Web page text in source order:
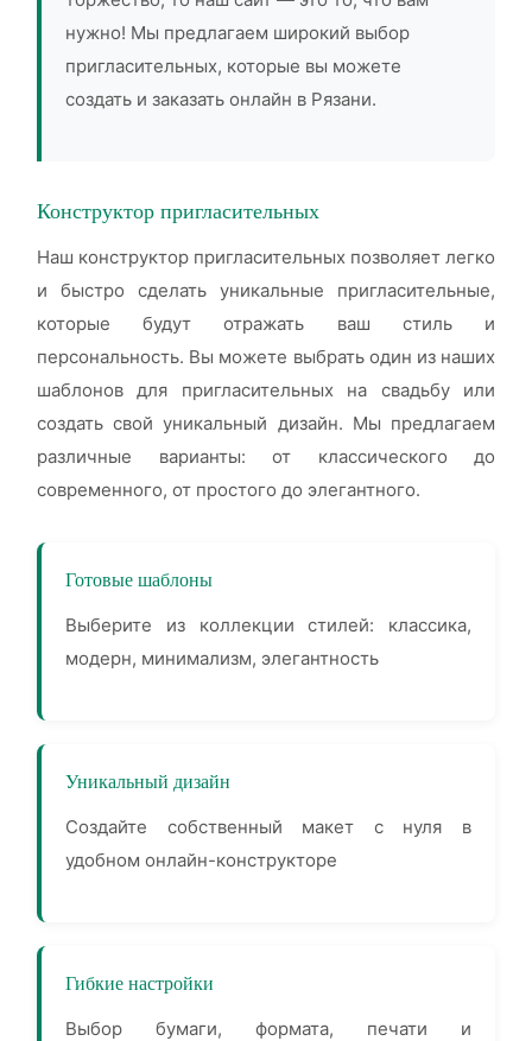
нужно! Мы предлагаем широкий выбор
пригласительных, которые вы можете
создать и заказать онлайн в Рязани.
Конструктор пригласительных
Наш конструктор пригласительных позволяет легко
и быстро сделать уникальные пригласительные,
которые будут отражать ваш стиль и
персональность. Вы можете выбрать один из наших
шаблонов для пригласительных на свадьбу или
создать свой уникальный дизайн. Мы предлагаем
различные варианты: от классического до
современного, от простого до элегантного.
Готовые шаблоны
Выберите из коллекции стилей: классика,
модерн, минимализм, элегантность
Уникальный дизайн
Создайте собственный макет с нуля в
удобном онлайн-конструкторе
Гибкие настройки
Выбор бумаги, формата, печати и